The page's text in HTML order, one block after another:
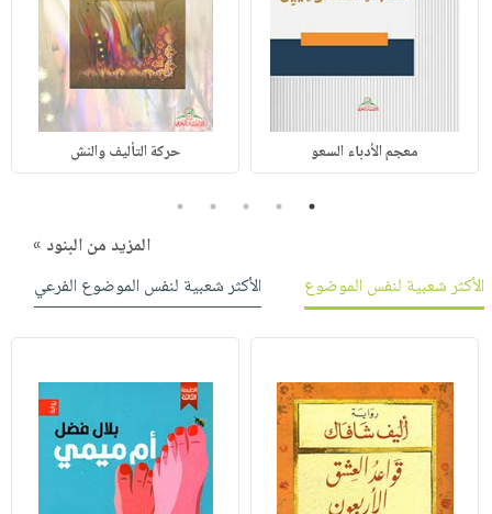
معجم الأدباء السعو حركة التأليف والنش
1
2
3
4
5
المزيد من البنود »
الأكثر شعبية لنفس الموضوع
الأكثر شعبية لنفس الموضوع الفرعي